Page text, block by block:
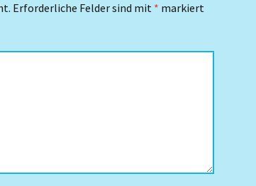
Erforderliche Felder sind mit * markiert